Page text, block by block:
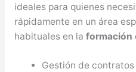
ideales para quienes
rápidamente en un área
habituales en la formación
Gestión de